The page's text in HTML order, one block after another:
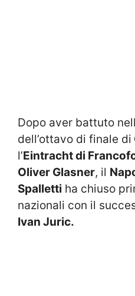
Dopo aver battuto
dell’ottavo di finale di
l’Eintracht di
Oliver Glasner, il
Spalletti ha chiuso
nazionali con il
Ivan Juric.